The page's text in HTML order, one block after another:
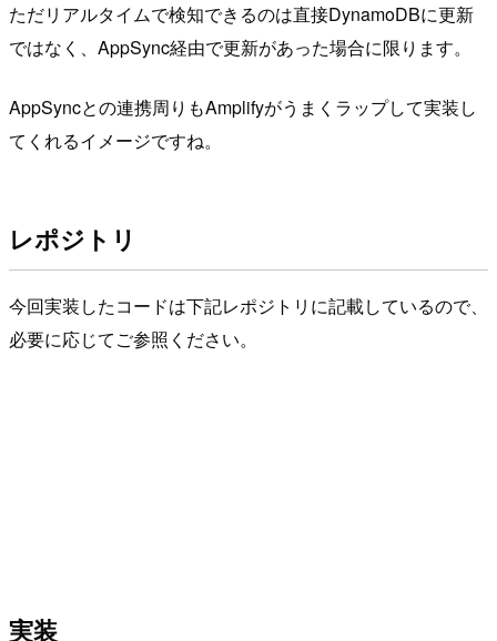
ただリアルタイムで検知できるのは直接DynamoDBに更新
ではなく、AppSync経由で更新があった場合に限ります。
AppSyncとの連携周りもAmplifyがうまくラップして実装し
てくれるイメージですね。
レポジトリ
今回実装したコードは下記レポジトリに記載しているので、
必要に応じてご参照ください。
実装